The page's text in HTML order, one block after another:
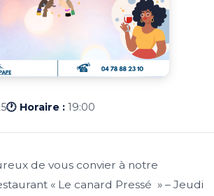
🕐 Horaire : 19:00
de vous convier à notre
« Le canard Pressé » – Jeudi